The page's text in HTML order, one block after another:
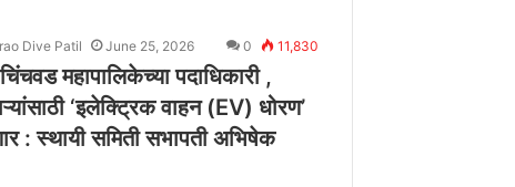
Dive Patil June 25, 2026 0 11,830
महापालिकेच्या पदाधिकारी ,
‘इलेक्ट्रिक वाहन (EV) धोरण’
: स्थायी समिती सभापती अभिषेक